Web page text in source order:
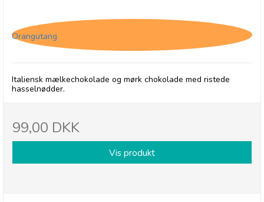
Orangutang
Italiensk mælkechokolade og mørk chokolade med ristede
hasselnødder.
99,00 DKK
Vis produkt